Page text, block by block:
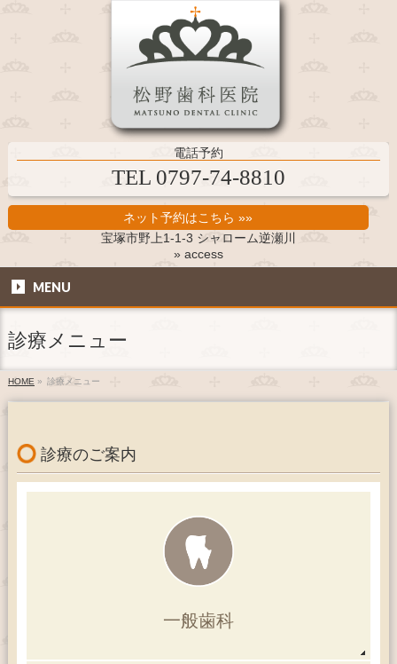
電話予約
TEL 0797-74-8810
ネット予約はこちら »»
宝塚市野上1-1-3 シャローム逆瀬川
» access
MENU
診療メニュー
HOME » 診療メニュー
診療のご案内
一般歯科